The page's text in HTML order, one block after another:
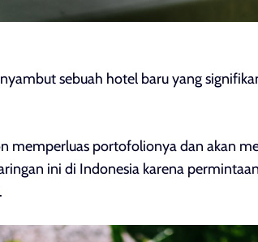
sebuah hotel baru yang
memperluas portofolionya dan akan
ini di Indonesia karena